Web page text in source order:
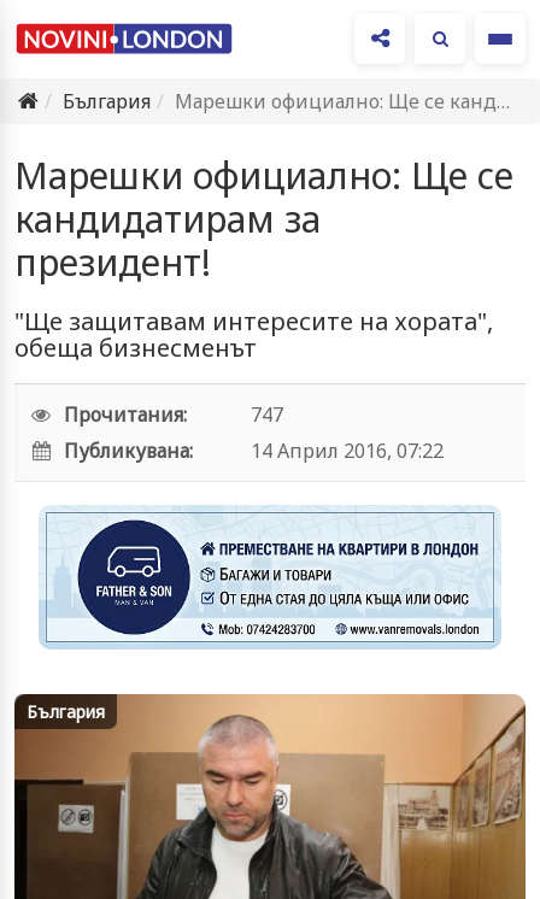
България
Марешки официално: Ще се кандидатирам за президент!
Марешки официално: Ще се
кандидатирам за
президент!
"Ще защитавам интересите на хората",
обеща бизнесменът
Прочитания:
747
Публикувана:
14 Април 2016, 07:22
България